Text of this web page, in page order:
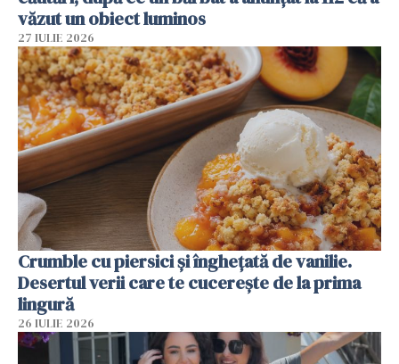
văzut un obiect luminos
27 IULIE 2026
Crumble cu piersici și înghețată de vanilie.
Desertul verii care te cucerește de la prima
lingură
26 IULIE 2026